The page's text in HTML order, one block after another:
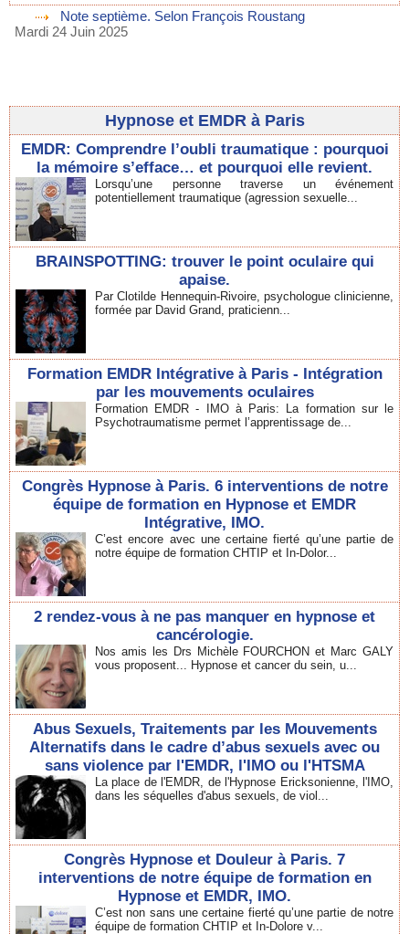
Note septième. Selon François Roustang
Mardi 24 Juin 2025
Hypnose et EMDR à Paris
EMDR: Comprendre l’oubli traumatique : pourquoi
la mémoire s’efface… et pourquoi elle revient.
Lorsqu’une personne traverse un événement
potentiellement traumatique (agression sexuelle...
BRAINSPOTTING: trouver le point oculaire qui
apaise.
Par Clotilde Hennequin-Rivoire, psychologue clinicienne,
formée par David Grand, praticienn...
Formation EMDR Intégrative à Paris - Intégration
par les mouvements oculaires
Formation EMDR - IMO à Paris: La formation sur le
Psychotraumatisme permet l’apprentissage de...
Congrès Hypnose à Paris. 6 interventions de notre
équipe de formation en Hypnose et EMDR
Intégrative, IMO.
C’est encore avec une certaine fierté qu’une partie de
notre équipe de formation CHTIP et In-Dolor...
2 rendez-vous à ne pas manquer en hypnose et
cancérologie.
Nos amis les Drs Michèle FOURCHON et Marc GALY
vous proposent... Hypnose et cancer du sein, u...
Abus Sexuels, Traitements par les Mouvements
Alternatifs dans le cadre d’abus sexuels avec ou
sans violence par l'EMDR, l'IMO ou l'HTSMA
La place de l'EMDR, de l'Hypnose Ericksonienne, l'IMO,
dans les séquelles d'abus sexuels, de viol...
Congrès Hypnose et Douleur à Paris. 7
interventions de notre équipe de formation en
Hypnose et EMDR, IMO.
C’est non sans une certaine fierté qu’une partie de notre
équipe de formation CHTIP et In-Dolore v...